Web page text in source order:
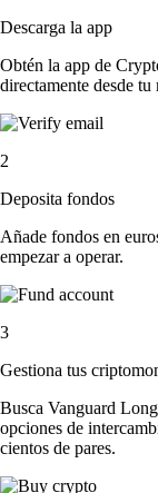
Descarga la app
Obtén la app de
directamente desde tu
2
Deposita fondos
Añade fondos en
empezar a operar.
3
Gestiona tus
Busca Vanguard
opciones de
cientos de pares.